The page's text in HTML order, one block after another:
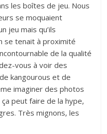
les boîtes de jeu. Nous
se moquaient
jeu mais qu’ils
se tenait à proximité
de la qualité
vous à voir des
kangourous et de
imaginer des photos
peut faire de la hype,
Très mignons, les